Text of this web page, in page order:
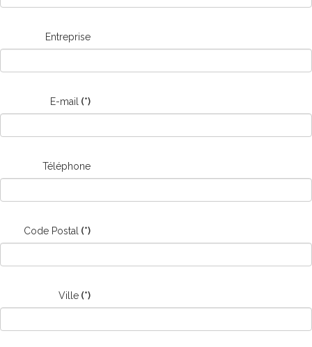
Entreprise
E-mail (*)
Téléphone
Code Postal (*)
Ville (*)